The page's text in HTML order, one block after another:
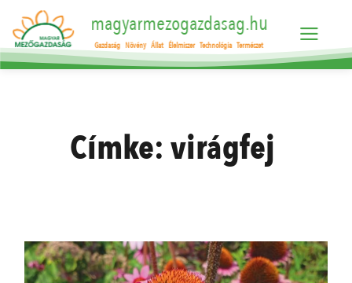
magyarmezogazdasag.hu
Gazdaság Növény Állat Élelmiszer Technológia Természet
Címke:virágfej